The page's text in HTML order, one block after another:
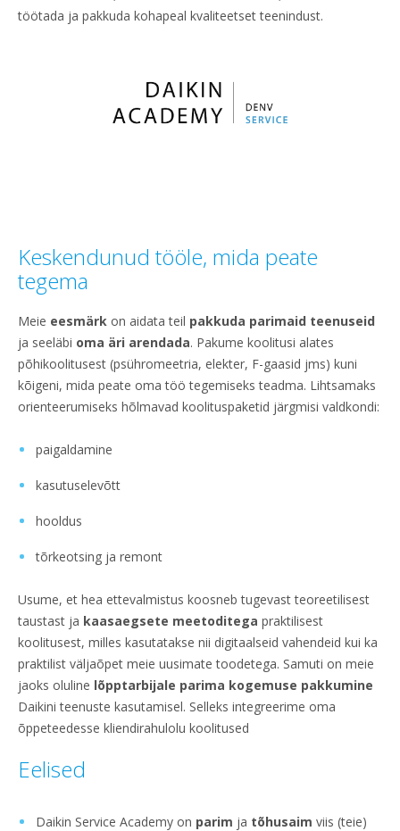
töötada ja pakkuda kohapeal kvaliteetset teenindust.
Keskendunud tööle, mida peate
tegema
Meie eesmärk on aidata teil pakkuda parimaid teenuseid
ja seeläbi oma äri arendada. Pakume koolitusi alates
põhikoolitusest (psühromeetria, elekter, F-gaasid jms) kuni
kõigeni, mida peate oma töö tegemiseks teadma. Lihtsamaks
orienteerumiseks hõlmavad koolituspaketid järgmisi valdkondi:
paigaldamine
kasutuselevõtt
hooldus
tõrkeotsing ja remont
Usume, et hea ettevalmistus koosneb tugevast teoreetilisest
taustast ja kaasaegsete meetoditega praktilisest
koolitusest, milles kasutatakse nii digitaalseid vahendeid kui ka
praktilist väljaõpet meie uusimate toodetega. Samuti on meie
jaoks oluline lõpptarbijale parima kogemuse pakkumine
Daikini teenuste kasutamisel. Selleks integreerime oma
õppeteedesse kliendirahulolu koolitused
Eelised
Daikin Service Academy on parim ja tõhusaim viis (teie)